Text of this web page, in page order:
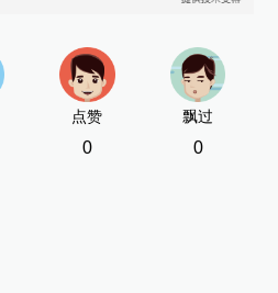
点赞
0
飘过
0